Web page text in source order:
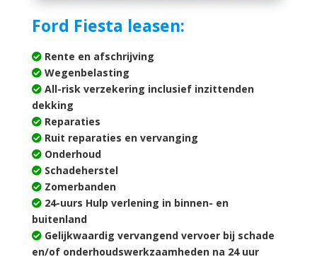
Ford Fiesta leasen:
Rente en afschrijving
Wegenbelasting
All-risk verzekering inclusief inzittenden
dekking
Reparaties
Ruit reparaties en vervanging
Onderhoud
Schadeherstel
Zomerbanden
24-uurs Hulp verlening in binnen- en
buitenland
Gelijkwaardig vervangend vervoer bij schade
en/of onderhoudswerkzaamheden na 24 uur